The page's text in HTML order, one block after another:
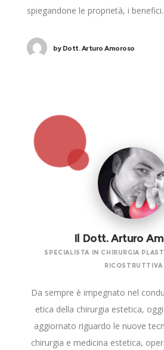
spiegandone le proprietà, i
byDott. Arturo Amoroso
Il Dott. Arturo
SPECIALISTA IN CHIRURGIA
RICOSTRUTTIVA
Da sempre è impegnato nel
etica della chirurgia estetica,
aggiornato riguardo le nuove
chirurgia e medicina estetica,